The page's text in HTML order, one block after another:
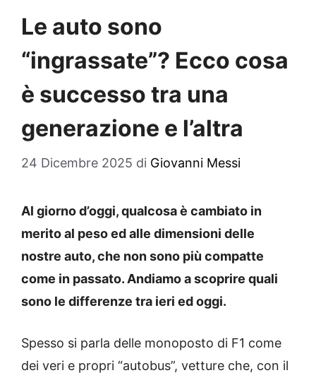
Le auto sono
“ingrassate”? Ecco cosa
è successo tra una
generazione e l’altra
24 Dicembre 2025 di Giovanni Messi
Al giorno d’oggi, qualcosa è cambiato in
merito al peso ed alle dimensioni delle
nostre auto, che non sono più compatte
come in passato. Andiamo a scoprire quali
sono le differenze tra ieri ed oggi.
Spesso si parla delle monoposto di F1 come
dei veri e propri “autobus”, vetture che, con il